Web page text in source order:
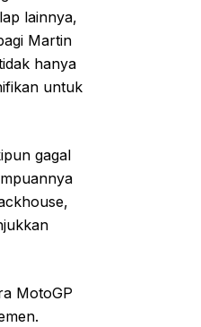
lainnya,
Martin
hanya
untuk
gagal
MotoGP